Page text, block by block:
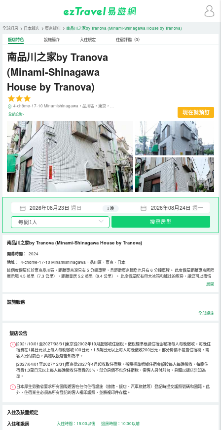
全球訂房 > 日本飯店 > 東京飯店 > 南品川之家by Tranova (Minami-Shinagawa House by Tranova)
飯店特色 設施簡介 入住規定 住宿評鑑（0）
南品川之家by Tranova
(Minami-Shinagawa
House by Tranova)
4-chōme-17-10 Minamishinagawa，品川區，東京，日本
全部設施> 現在就預訂
2026年08月23日 週日 2026年08月24日 週一
1 晚
搜尋房型
南品川之家by Tranova (Minami-Shinagawa House by Tranova)
開幕時間： 2024
地址：
4-chōme-17-10 Minamishinagawa，品川區，東京，日本
這個度假屋位於東京品川區，距離東京灣只有 5 分鐘車程，且距離東京鐵塔也只有 6 分鐘車程。 此度假屋距離東京國際
展示場 4.5 英里（7.3 公里），距離皇居 5.2 英里（8.4 公里）。 此度假屋配有帶大冰箱和爐灶的廚房，讓您可以盡情
放鬆享受。提供免費無線網絡，方便您與朋友保持聯繫，另配備 30 英寸平板電視，可滿足您的娛樂需求。便利服務設展開
設施服務
全部設施
飯店公告
[2021/10/01至2027/03/31]東京從2002年10月起徵收住宿稅。徵稅標準根據住宿金額按每人每晚徵收，每晚住
宿費在1萬日元以上每人每晚徵收100日元，1.5萬日元以上每人每晚徵收200日元，部分房價不包含住宿稅，需
客人另付前台，具體以飯店告知為準。
[2027/04/01至2027/12/31]東京從2027年4月起收取住宿稅。徵稅標準根據住宿金額按每人每晚徵收，每晚住
宿費1.3萬日元以上每人每晚徵收住宿費的3%，部分房價不包含住宿稅，需客人另付前台，具體以飯店告知為
準。
日本厚生勞動省要求所有國際遊客在任何住宿設施（旅館、飯店、汽車旅館等）登記時提交護照號碼和國籍。此
外，住宿業主必須為所有登記的客人複印護照，並將複印件存檔。
入住及孩童規定
入住和退房
入住時間：15:00以後 退房時間：10:00以前